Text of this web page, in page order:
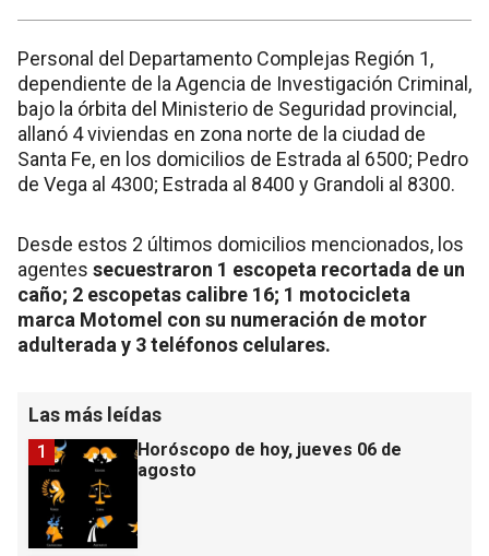
Personal del Departamento Complejas Región 1,
dependiente de la Agencia de Investigación Criminal,
bajo la órbita del Ministerio de Seguridad provincial,
allanó 4 viviendas en zona norte de la ciudad de
Santa Fe, en los domicilios de Estrada al 6500; Pedro
de Vega al 4300; Estrada al 8400 y Grandoli al 8300.
Desde estos 2 últimos domicilios mencionados, los
agentes secuestraron 1 escopeta recortada de un
caño; 2 escopetas calibre 16; 1 motocicleta
marca Motomel con su numeración de motor
adulterada y 3 teléfonos celulares.
Las más leídas
Horóscopo de hoy, jueves 06 de
agosto
1